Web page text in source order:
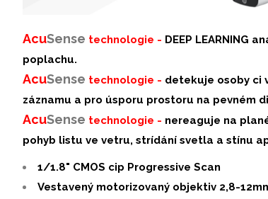
AcuSense technologie - DEEP LEARNING
poplachu.
AcuSense technologie - detekuje osoby ci
záznamu a pro úsporu prostoru na pevném
AcuSense technologie - nereaguje na
pohyb listu ve vetru, strídání svetla a stínu
1/1.8" CMOS cip Progressive Scan
Vestavený motorizovaný objektiv 2,8-